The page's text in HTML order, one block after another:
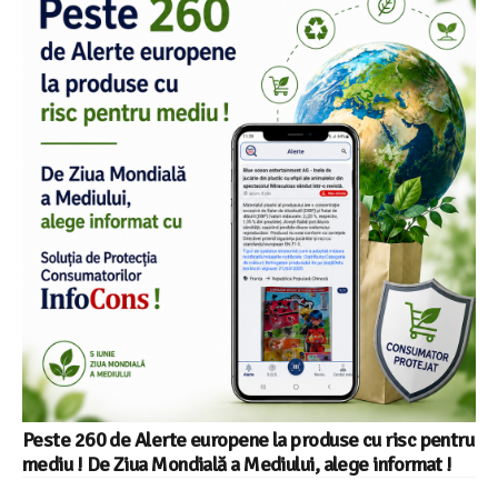
Peste 260 de Alerte europene la produse cu risc pentru
mediu ! De Ziua Mondială a Mediului, alege informat !